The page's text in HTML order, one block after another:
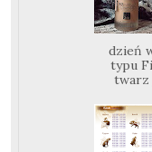
dzień
typu
twarz